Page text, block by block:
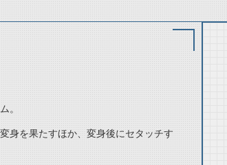
。
身を果たすほか、変身後にセタッチす